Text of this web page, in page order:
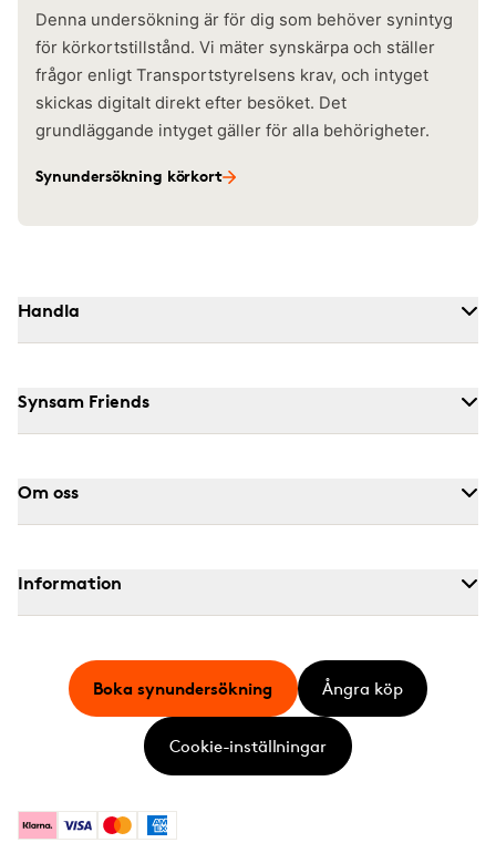
Denna undersökning är för dig som behöver synintyg
för körkortstillstånd. Vi mäter synskärpa och ställer
frågor enligt Transportstyrelsens krav, och intyget
skickas digitalt direkt efter besöket. Det
grundläggande intyget gäller för alla behörigheter.
Synundersökning körkort
Handla
Synsam Friends
Om oss
Information
KlarnaVisa MastercardAmerican Express
Boka synundersökning Ångra köp
Cookie-inställningar